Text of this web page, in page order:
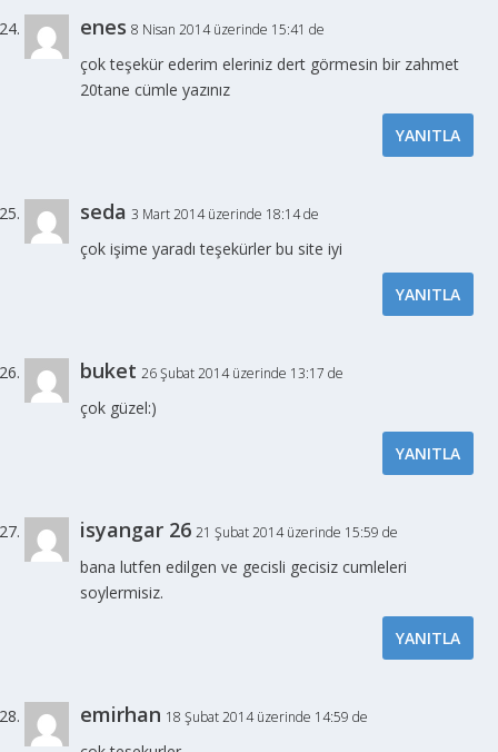
enes 8 Nisan 2014 üzerinde 15:41 de
çok teşekür ederim eleriniz dert görmesin bir zahmet
20tane cümle yazınız
YANITLA
seda 3 Mart 2014 üzerinde 18:14 de
çok işime yaradı teşekürler bu site iyi
YANITLA
buket 26 Şubat 2014 üzerinde 13:17 de
çok güzel:)
YANITLA
isyangar 26 21 Şubat 2014 üzerinde 15:59 de
bana lutfen edilgen ve gecisli gecisiz cumleleri
soylermisiz.
YANITLA
emirhan 18 Şubat 2014 üzerinde 14:59 de